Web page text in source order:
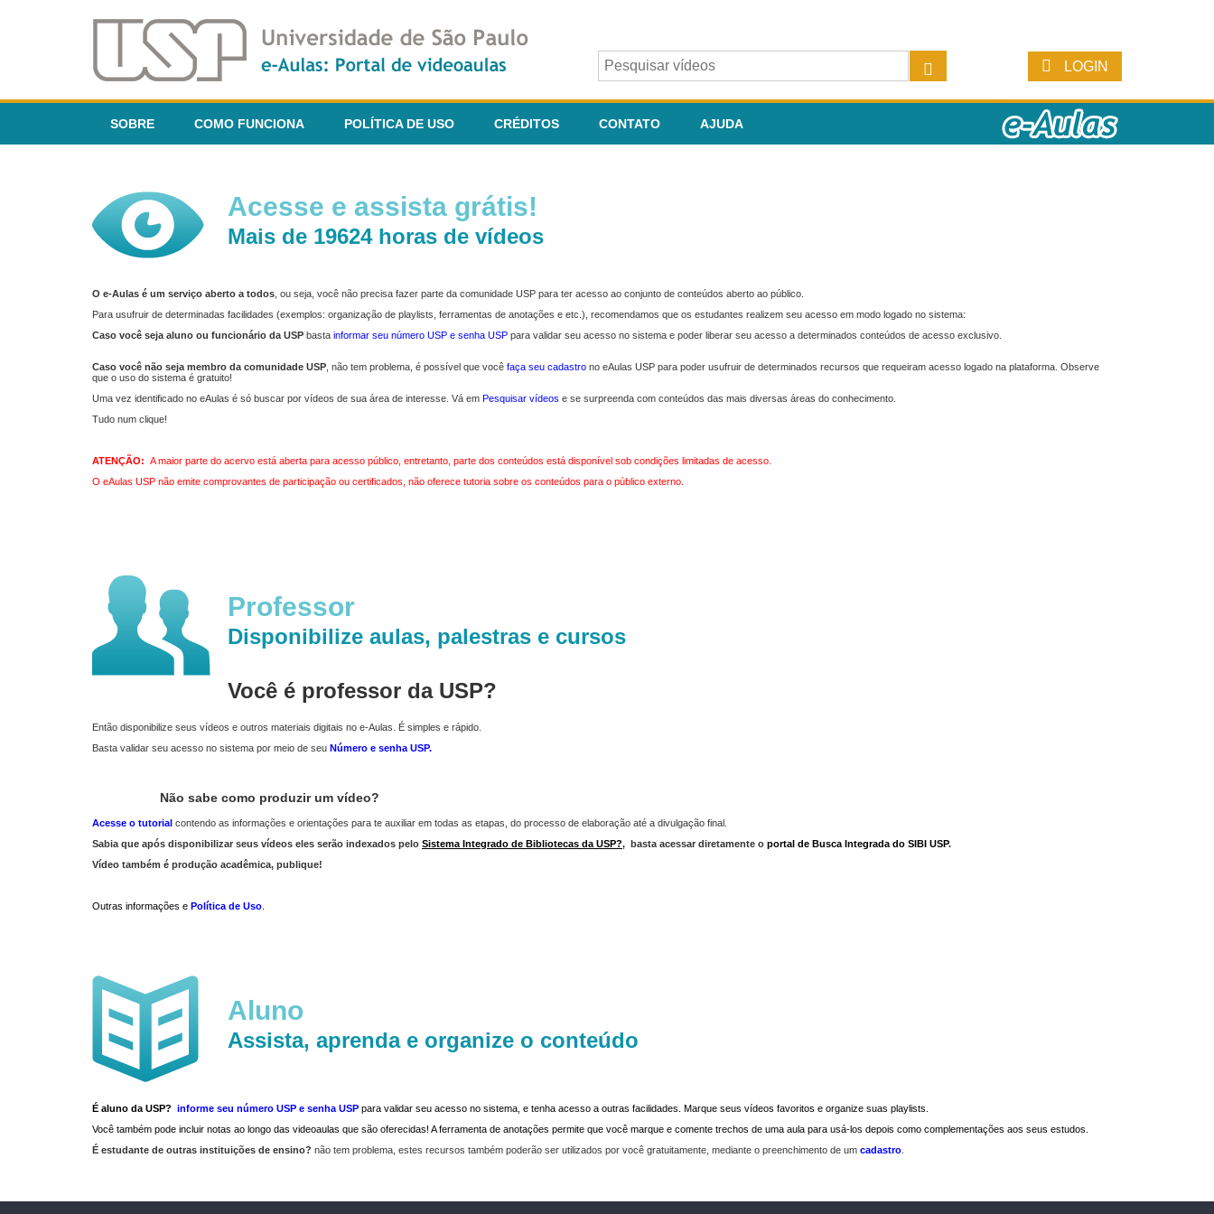
LOGIN
SOBRE COMO FUNCIONA POLÍTICA DE USO CRÉDITOS CONTATO AJUDA
Acesse e assista grátis!
Mais de 19624 horas de vídeos
O e-Aulas é um serviço aberto a todos , ou seja, você não precisa fazer parte da comunidade USP para ter acesso ao conjunto de conteúdos aberto ao público.
Para usufruir de determinadas facilidades (exemplos: organização de playlists, ferramentas de anotações e etc.), recomendamos que os estudantes realizem seu acesso em modo logado no sistema:
Caso você seja aluno ou funcionário da USP basta informar seu número USP e senha USP para validar seu acesso no sistema e poder liberar seu acesso a determinados conteúdos de acesso exclusivo.
Caso você não seja membro da comunidade USP , não tem problema, é possível que você faça seu cadastro no eAulas USP para poder usufruir de determinados recursos que requeiram acesso logado na plataforma. Observe
que o uso do sistema é gratuito!
Uma vez identificado no eAulas é só buscar por vídeos de sua área de interesse. Vá em Pesquisar vídeos e se surpreenda com conteúdos das mais diversas áreas do conhecimento.
Tudo num clique!
ATENÇÃO: A maior parte do acervo está aberta para acesso público, entretanto, parte dos conteúdos está disponível sob condições limitadas de acesso.
O eAulas USP não emite comprovantes de participação ou certificados, não oferece tutoria sobre os conteúdos para o público externo.
Professor
Disponibilize aulas, palestras e cursos
Você é professor da USP?
Então disponibilize seus vídeos e outros materiais digitais no e-Aulas. É simples e rápido.
Basta validar seu acesso no sistema por meio de seu Número e senha USP.
Não sabe como produzir um vídeo?
Acesse o tutorial contendo as informações e orientações para te auxiliar em todas as etapas, do processo de elaboração até a divulgação final.
Sabia que após disponibilizar seus vídeos eles serão indexados pelo Sistema Integrado de Bibliotecas da USP?, basta acessar diretamente o portal de Busca Integrada do SIBI USP.
Vídeo também é produção acadêmica, publique!
Outras informações e Política de Uso
Aluno
Assista, aprenda e organize o conteúdo
É aluno da USP? informe seu número USP e senha USP para validar seu acesso no sistema, e tenha acesso a outras facilidades. Marque seus vídeos favoritos e organize suas playlists.
Você também pode incluir notas ao longo das videoaulas que são oferecidas! A ferramenta de anotações permite que você marque e comente trechos de uma aula para usá-los depois como complementações aos seus estudos.
É estudante de outras instituições de ensino? não tem problema, estes recursos também poderão ser utilizados por você gratuitamente, mediante o preenchimento de um cadastro